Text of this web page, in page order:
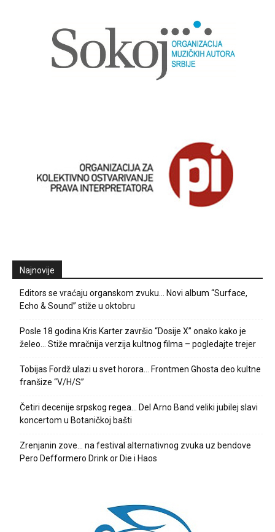
Najnovije
Editors se vraćaju organskom zvuku… Novi album “Surface,
Echo & Sound” stiže u oktobru
Posle 18 godina Kris Karter završio “Dosije X” onako kako je
želeo… Stiže mračnija verzija kultnog filma – pogledajte trejer
Tobijas Fordž ulazi u svet horora… Frontmen Ghosta deo kultne
franšize “V/H/S”
Četiri decenije srpskog regea… Del Arno Band veliki jubilej slavi
koncertom u Botaničkoj bašti
Zrenjanin zove… na festival alternativnog zvuka uz bendove
Pero Defformero Drink or Die i Haos